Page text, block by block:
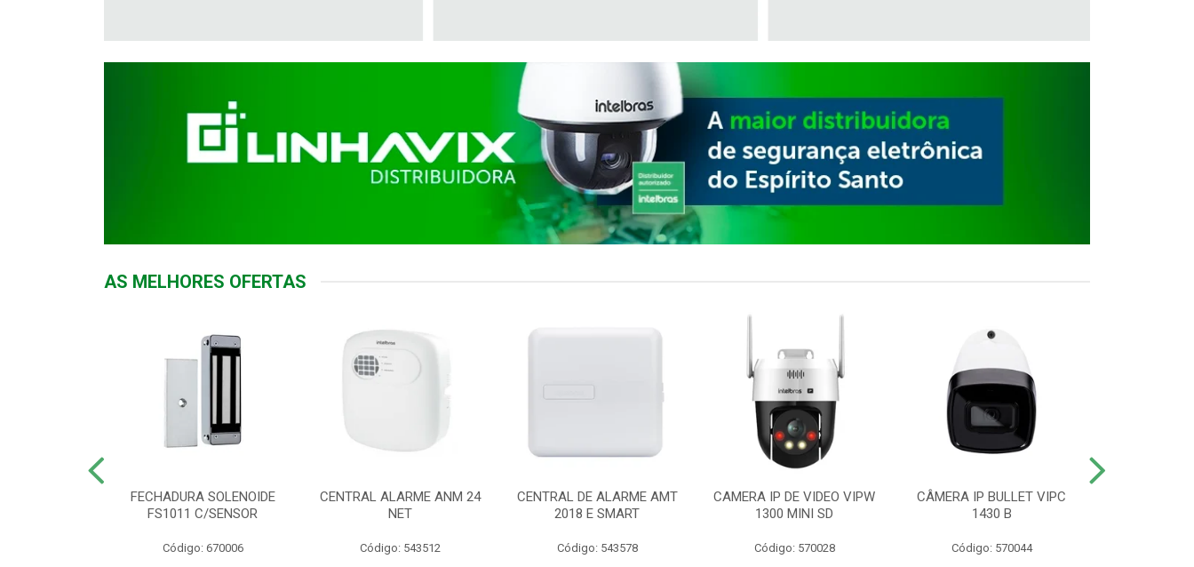
AS MELHORES OFERTAS
FECHADURA SOLENOIDE
FS1011 C/SENSOR
Código: 670006
CENTRAL ALARME ANM 24
NET
Código: 543512
CENTRAL DE ALARME AMT
2018 E SMART
Código: 543578
CAMERA IP DE VIDEO VIPW
1300 MINI SD
Código: 570028
CÂMERA IP BULLET VIPC
1430 B
Código: 570044